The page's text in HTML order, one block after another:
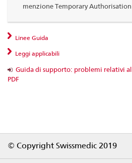
menzione Temporary Authorisation
Linee Guida
Leggi applicabili
Guida di supporto: problemi relativi
PDF
© Copyright Swissmedic 2019